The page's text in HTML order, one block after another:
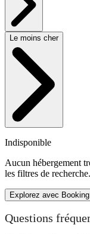
Le moins cher
Indisponible
Aucun hébergement
les filtres de recherche.
Explorez avec
Questions